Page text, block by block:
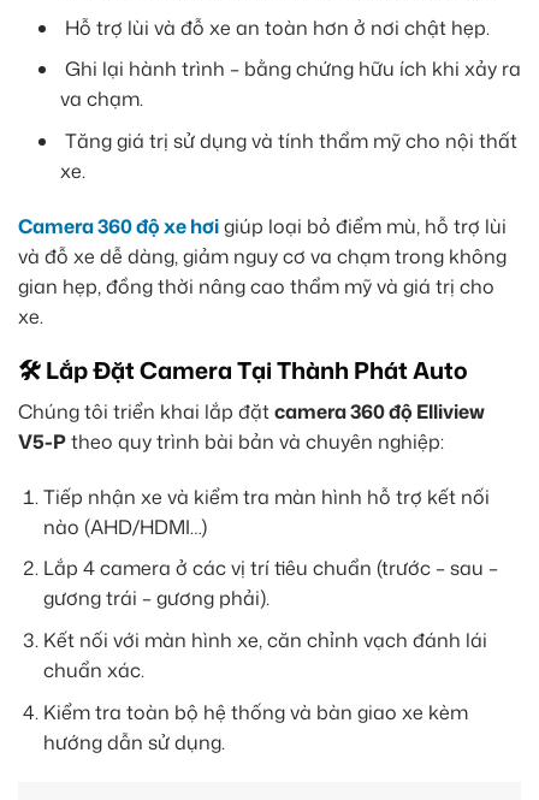
Hỗ trợ lùi và đỗ xe an toàn hơn ở nơi chật hẹp.
Ghi lại hành trình – bằng chứng hữu ích khi xảy ra
va chạm.
Tăng giá trị sử dụng và tính thẩm mỹ cho nội thất
xe.
Camera 360 độ xe hơigiúp loại bỏ điểm mù, hỗ trợ lùi
và đỗ xe dễ dàng, giảm nguy cơ va chạm trong không
gian hẹp, đồng thời nâng cao thẩm mỹ và giá trị cho
xe.
🛠️ Lắp Đặt Camera Tại Thành Phát Auto
Chúng tôi triển khai lắp đặtcamera 360 độ Elliview
V5-Ptheo quy trình bài bản và chuyên nghiệp:
Tiếp nhận xe và kiểm tra màn hình hỗ trợ kết nối
nào (AHD/HDMI…)
Lắp 4 camera ở các vị trí tiêu chuẩn (trước – sau –
gương trái – gương phải).
Kết nối với màn hình xe, căn chỉnh vạch đánh lái
chuẩn xác.
Kiểm tra toàn bộ hệ thống và bàn giao xe kèm
hướng dẫn sử dụng.